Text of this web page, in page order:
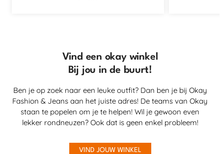
Vind een okay winkel
Bij jou in de buurt!
Ben je op zoek naar een leuke outfit? Dan ben je bij Okay
Fashion & Jeans aan het juiste adres! De teams van Okay
staan te popelen om je te helpen! Wil je gewoon even
lekker rondneuzen? Ook dat is geen enkel probleem!
VIND JOUW WINKEL